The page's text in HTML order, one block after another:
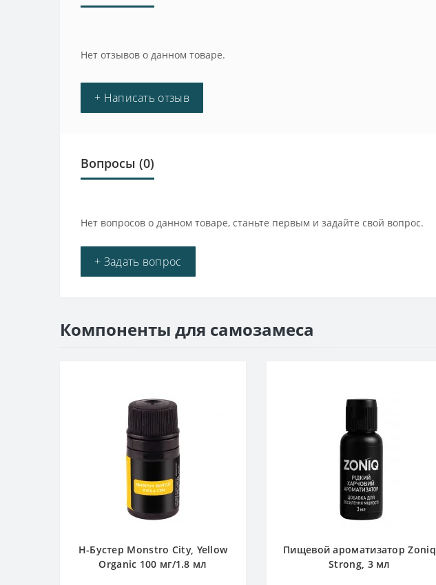
Нет отзывов о данном товаре.
+ Написать отзыв
Вопросы (0)
Нет вопросов о данном товаре, станьте первым и задайте свой вопрос.
+ Задать вопрос
Компоненты для самозамеса
Н-Бустер Monstro City, Yellow
Organic 100 мг/1.8 мл
Пищевой ароматизатор Zoniq
Strong, 3 мл